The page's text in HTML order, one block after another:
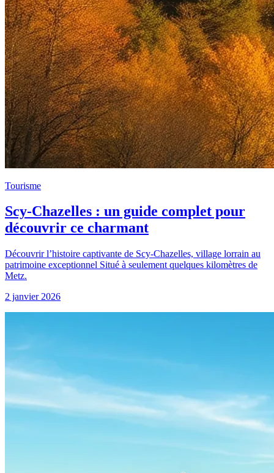
Tourisme
Scy-Chazelles : un guide complet pour
découvrir ce charmant
Découvrir l’histoire captivante de Scy-Chazelles, village lorrain au
patrimoine exceptionnel Situé à seulement quelques kilomètres de
Metz.
2 janvier 2026